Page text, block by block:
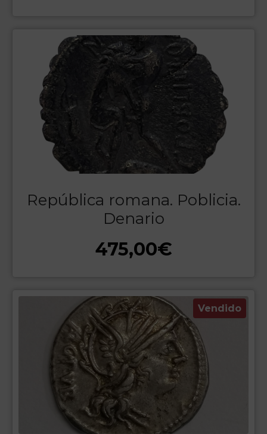
República romana. Poblicia.
Denario
475,00€
Vendido